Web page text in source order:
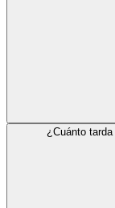
¿Cuánto